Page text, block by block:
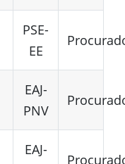
PSE-
EE
EAJ-
PNV
EAJ-